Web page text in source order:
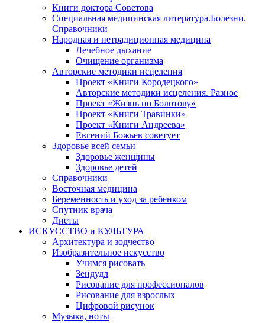
Книги доктора Советова
Специальная медицинская литература.Болезни.
Справочники
Народная и нетрадиционная медицина
Лечебное дыхание
Очищение организма
Авторские методики исцеления
Проект «Книги Кородецкого»
Авторские методики исцеления. Разное
Проект «Жизнь по Болотову»
Проект «Книги Травинки»
Проект «Книги Андреева»
Евгений Божьев советует
Здоровье всей семьи
Здоровье женщины
Здоровье детей
Справочники
Восточная медицина
Беременность и уход за ребенком
Спутник врача
Диеты
ИСКУССТВО и КУЛЬТУРА
Архитектура и зодчество
Изобразительное искусство
Учимся рисовать
Зендудл
Рисование для профессионалов
Рисование для взрослых
Цифровой рисунок
Музыка, ноты